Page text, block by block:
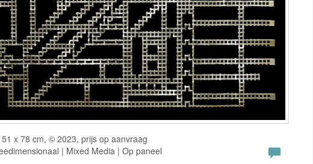
51 x 78 cm, © 2023, prijs op aanvraag
| Mixed Media | Op paneel